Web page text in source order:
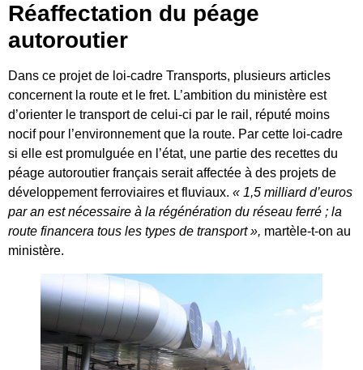
Réaffectation du péage
autoroutier
Dans ce projet de loi-cadre Transports, plusieurs articles
concernent la route et le fret. L’ambition du ministère est
d’orienter le transport de celui-ci par le rail, réputé moins
nocif pour l’environnement que la route. Par cette loi-cadre
si elle est promulguée en l’état, une partie des recettes du
péage autoroutier français serait affectée à des projets de
développement ferroviaires et fluviaux. « 1,5 milliard d’euros
par an est nécessaire à la régénération du réseau ferré ; la
route financera tous les types de transport », martèle-t-on au
ministère.